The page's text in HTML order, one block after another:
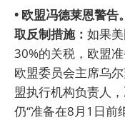
• 欧盟冯德莱恩警
取反制措施： 如果
30%的关税，欧盟
欧盟委员会主席乌
盟执行机构负责人
仍“准备在8月1日前